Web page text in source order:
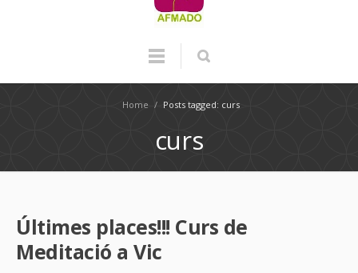
Home / Posts tagged: curs
curs
Últimes places!!! Curs de
Meditació a Vic